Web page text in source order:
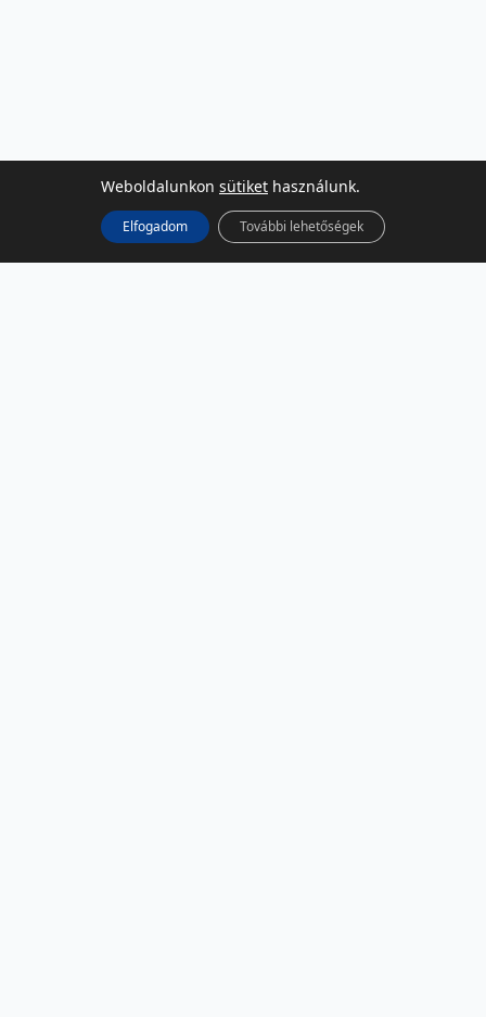
Weboldalunkon sütiket használunk.
Elfogadom További lehetőségek